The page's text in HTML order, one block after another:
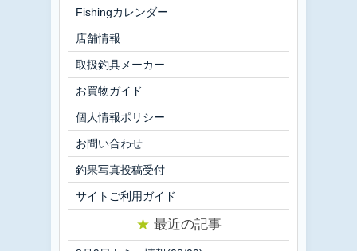
Fishingカレンダー
店舗情報
取扱釣具メーカー
お買物ガイド
個人情報ポリシー
お問い合わせ
釣果写真投稿受付
サイトご利用ガイド
★ 最近の記事